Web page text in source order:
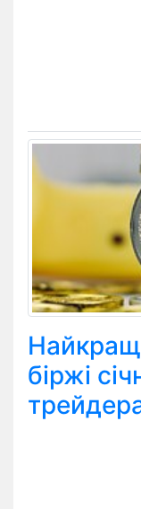
біржі